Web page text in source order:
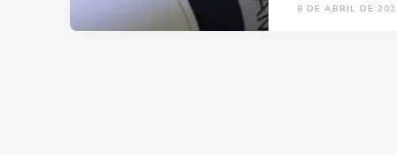
8 DE ABRIL DE